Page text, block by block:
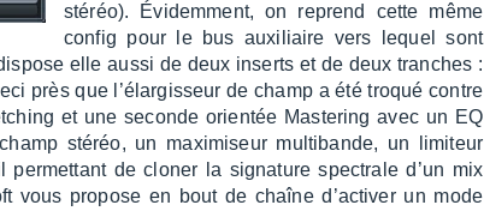
stéréo). Évidem­ment, on reprend cette même
config pour le bus auxi­liaire vers lequel sont
elle aussi de deux inserts et de deux tranches :
près que l’élar­gis­seur de champ a été troqué contre
et une seconde orien­tée Maste­ring avec un EQ
stéréo, un maxi­mi­seur multi­bande, un limi­teur
de cloner la signa­ture spec­trale d’un mix
vous propose en bout de chaîne d’ac­ti­ver un mode